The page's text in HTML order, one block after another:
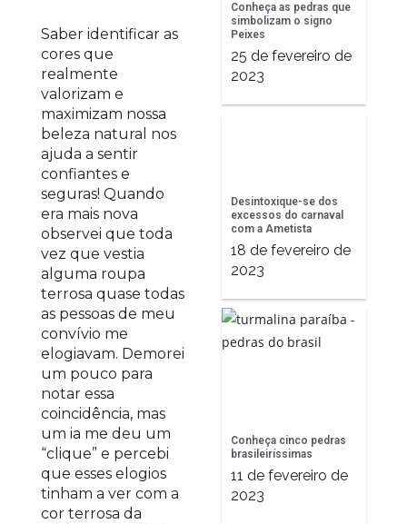
Saber identificar as
cores que
realmente
valorizam e
maximizam nossa
beleza natural nos
ajuda a sentir
confiantes e
seguras! Quando
era mais nova
observei que toda
vez que vestia
alguma roupa
terrosa quase todas
as pessoas de meu
convívio me
elogiavam. Demorei
um pouco para
notar essa
coincidência, mas
um ia me deu um
“clique” e percebi
que esses elogios
tinham a ver com a
cor terrosa da
Conheça as pedras que
simbolizam o signo
Peixes
25 de fevereiro de
2023
Desintoxique-se dos
excessos do carnaval
com a Ametista
18 de fevereiro de
2023
Conheça cinco pedras
brasileiríssimas
11 de fevereiro de
2023